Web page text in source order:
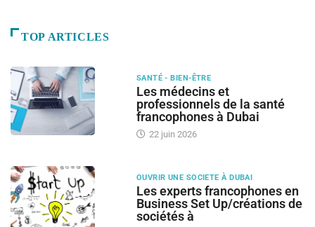
TOP ARTICLES
SANTÉ - BIEN-ÊTRE
Les médecins et
professionnels de la santé
francophones à Dubai
22 juin 2026
OUVRIR UNE SOCIETE À DUBAI
Les experts francophones en
Business Set Up/créations de
sociétés à